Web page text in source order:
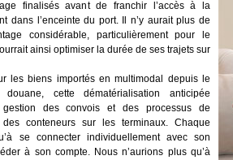
finalisés avant de franchir l’accès à la
dans l’enceinte du port. Il n’y aurait plus de
considérable, particulièrement pour le
ainsi optimiser la durée de ses trajets sur
les biens importés en multimodal depuis le
cette dématérialisation anticipée
gestion des convois et des processus de
des conteneurs sur les terminaux. Chaque
se connecter individuellement avec son
à son compte. Nous n’aurions plus qu’à